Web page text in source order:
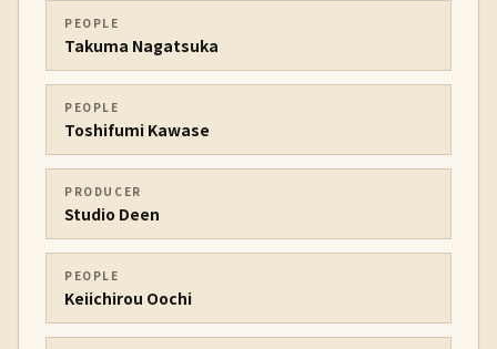
PEOPLE
Takuma Nagatsuka
PEOPLE
Toshifumi Kawase
PRODUCER
Studio Deen
PEOPLE
Keiichirou Oochi